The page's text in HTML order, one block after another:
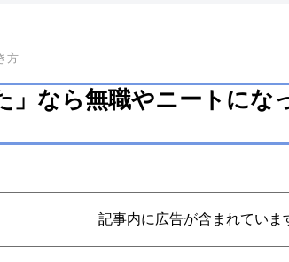
方
」なら無職やニートにな
記事内に広告が含まれていま